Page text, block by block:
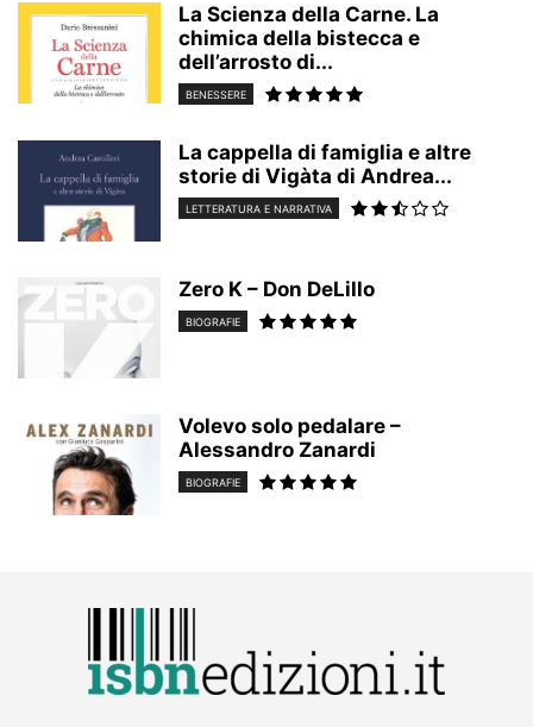
La Scienza della Carne. La
chimica della bistecca e
dell’arrosto di...
BENESSERE
La cappella di famiglia e altre
storie di Vigàta di Andrea...
LETTERATURA E NARRATIVA
Zero K – Don DeLillo
BIOGRAFIE
Volevo solo pedalare –
Alessandro Zanardi
BIOGRAFIE